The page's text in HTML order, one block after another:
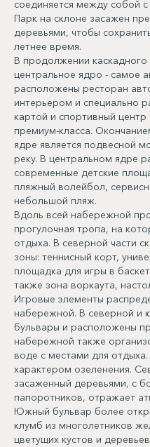
соединяется между собой
Парк на склоне засажен
деревьями, чтобы
летнее время.
В продолжении
центральное ядро - самое
расположены ресторан
интерьером и специально
картой и спортивный
премиум-класса.
ядре является подвесной
реку. В центральном ядре
современные детские
пляжный волейбол,
небольшой пляж.
Вдоль всей набережной
прогулочная тропа, на
отдыха. В северной части
зоны: теннисный корт,
площадка для игры в
также зона воркаута,
Игровые элементы
набережной. В северной и
бульвары и расположены
набережной также
воде с местами для
характером озеленения.
засаженный деревьями, с
папоротников, отражает
Южный бульвар более
клумб из многолетников
цветущих кустов и